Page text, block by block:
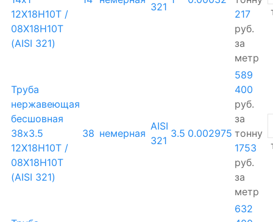
12Х18Н10Т /
08Х18Н10Т
(AISI 321)
321
217
руб.
за
метр
Труба
нержавеющая
бесшовная
38х3.5
12Х18Н10Т /
08Х18Н10Т
(AISI 321)
38 немерная
AISI
321
3.5 0.002975
589
400
руб.
за
тонну
1753
руб.
за
метр
632